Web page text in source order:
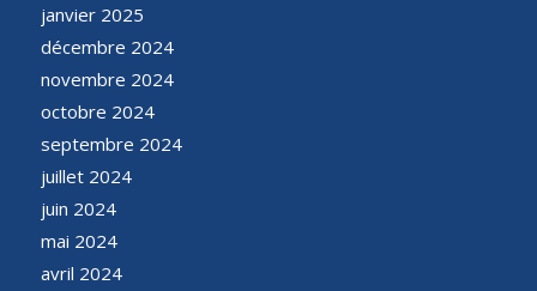
janvier 2025
décembre 2024
novembre 2024
octobre 2024
septembre 2024
juillet 2024
juin 2024
mai 2024
avril 2024